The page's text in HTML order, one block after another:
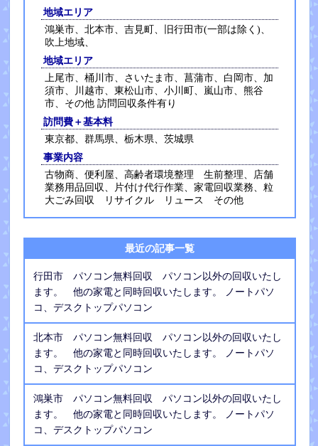
地域エリア
鴻巣市、北本市、吉見町、旧行田市(一部は除く)、
吹上地域、
地域エリア
上尾市、桶川市、さいたま市、菖蒲市、白岡市、加
須市、川越市、東松山市、小川町、嵐山市、熊谷
市、その他 訪問回収条件有り
訪問費＋基本料
東京都、群馬県、栃木県、茨城県
事業内容
古物商、便利屋、高齢者環境整理 生前整理、店舗
業務用品回収、片付け代行作業、家電回収業務、粒
大ごみ回収 リサイクル リュース その他
最近の記事一覧
行田市 パソコン無料回収 パソコン以外の回収いたし
ます。 他の家電と同時回収いたします。 ノートパソ
コ、デスクトップパソコン
北本市 パソコン無料回収 パソコン以外の回収いたし
ます。 他の家電と同時回収いたします。 ノートパソ
コ、デスクトップパソコン
鴻巣市 パソコン無料回収 パソコン以外の回収いたし
ます。 他の家電と同時回収いたします。 ノートパソ
コ、デスクトップパソコン